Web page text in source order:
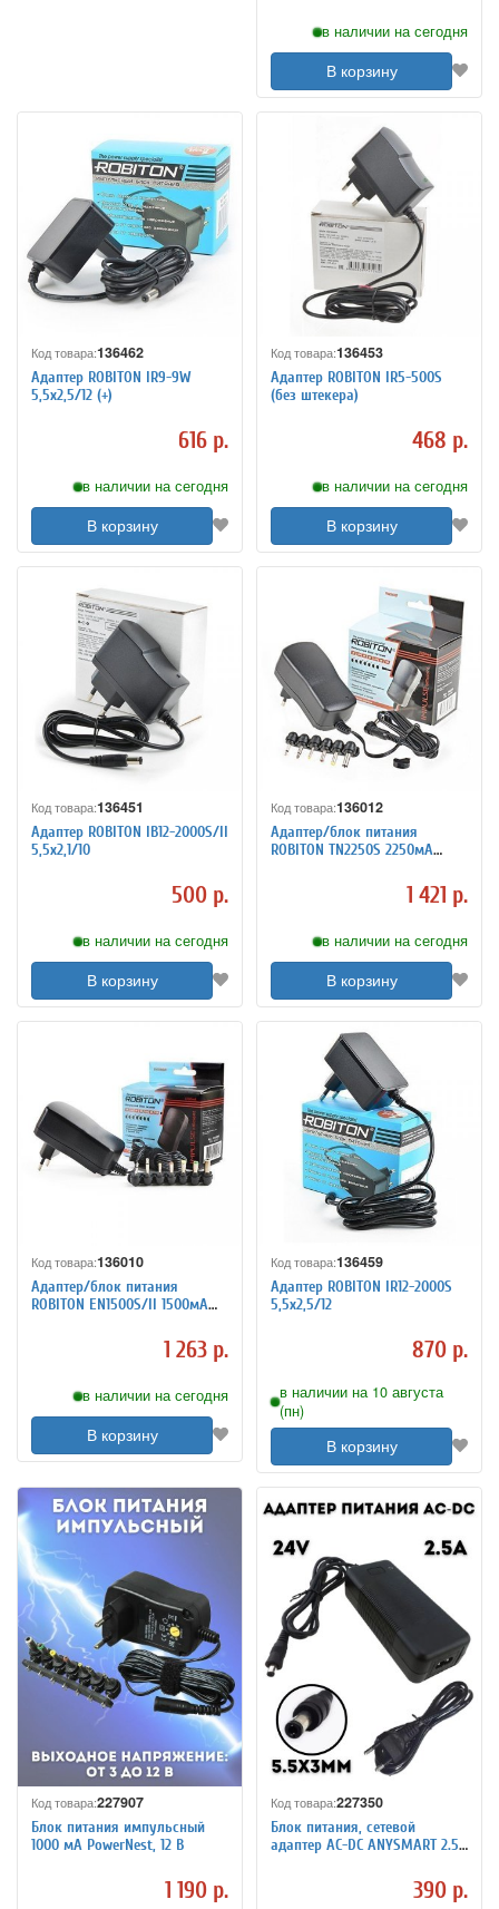
в наличии на сегодня
В корзину
Код товара:136462
Адаптер ROBITON IR9-9W
5,5x2,5/12 (+)
616 р.
в наличии на сегодня
В корзину
Код товара:136453
Адаптер ROBITON IR5-500S
(без штекера)
468 р.
в наличии на сегодня
В корзину
Код товара:136451
Адаптер ROBITON IB12-2000S/II
5,5x2,1/10
500 р.
в наличии на сегодня
В корзину
Код товара:136012
Адаптер/блок питания
ROBITON TN2250S 2250мА
1 421 р.
в наличии на сегодня
В корзину
Код товара:136010
Адаптер/блок питания
ROBITON EN1500S/II 1500мА
1 263 р.
в наличии на сегодня
В корзину
Код товара:136459
Адаптер ROBITON IR12-2000S
5,5x2,5/12
870 р.
в наличии на 10 августа
(пн)
В корзину
Код товара:227907
Блок питания импульсный
1000 мА PowerNest, 12 В
1 190 р.
Код товара:227350
Блок питания, сетевой
адаптер AC-DC ANYSMART 2.5A
390 р.